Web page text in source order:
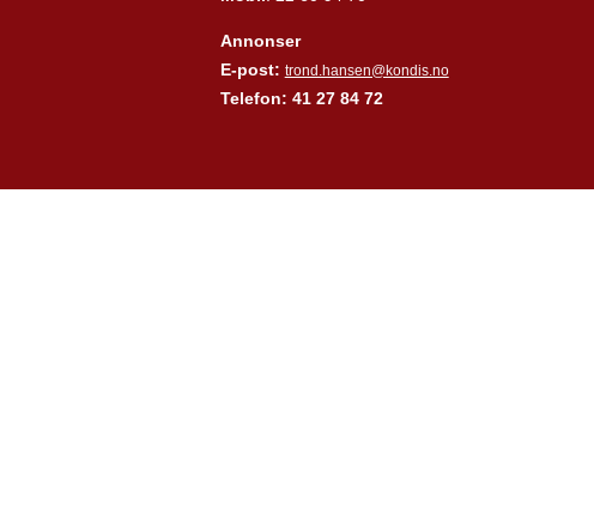
Annonser
E-post: trond.hansen@kondis.no
Telefon: 41 27 84 72